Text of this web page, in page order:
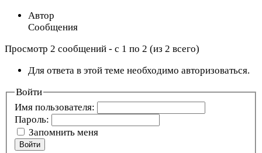
Автор
Сообщения
Просмотр 2 сообщений - с 1 по 2 (из 2 всего)
Для ответа в этой теме необходимо авторизоваться.
Войти
Имя пользователя:
Пароль:
Запомнить меня
Войти